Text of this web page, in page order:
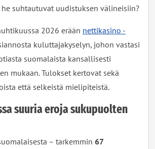
suhtautuvat uudistuksen välineisiin?
2026 erään nettikasino -
kuluttajakyselyn, johon vastasi
suomalaista kansallisesti
mukaan. Tulokset kertovat sekä
että selkeistä mielipiteistä.
suuria eroja sukupuolten
– tarkemmin 67